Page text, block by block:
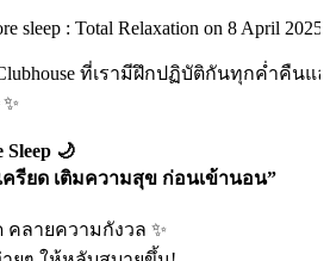
ที่เรามีฝึกปฏิบัติกันทุกค่ำคืน
Sleep 🌙
รียด เติมความสุข ก่อนเข้านอน”
คลายความกังวล ✨